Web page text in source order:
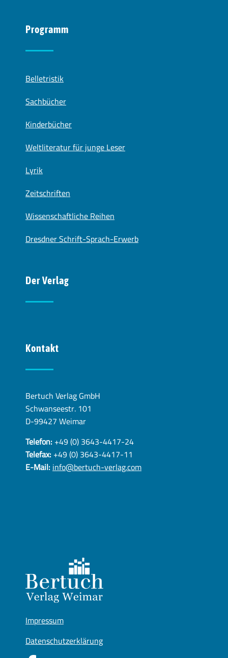
Programm
Belletristik
Sachbücher
Kinderbücher
Weltliteratur für junge Leser
Lyrik
Zeitschriften
Wissenschaftliche Reihen
Dresdner Schrift-Sprach-Erwerb
Der Verlag
Kontakt
Bertuch Verlag GmbH
Schwanseestr. 101
D-99427 Weimar
Telefon:+49 (0) 3643-4417-24
Telefax:+49 (0) 3643-4417-11
E-Mail:info@bertuch-verlag.com
Impressum
Datenschutzerklärung